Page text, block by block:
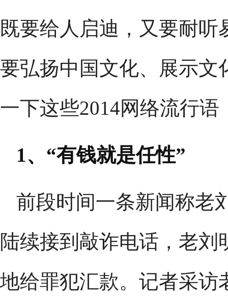
既要给人启迪，又要耐
要弘扬中国文化、展示文
一下这些2014网络流行
1、“有钱就是任性”
前段时间一条新闻称老
陆续接到敲诈电话，老
地给罪犯汇款。记者采访